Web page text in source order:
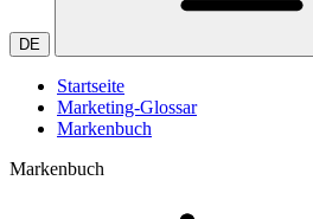
DE
Startseite
Marketing-Glossar
Markenbuch
Markenbuch